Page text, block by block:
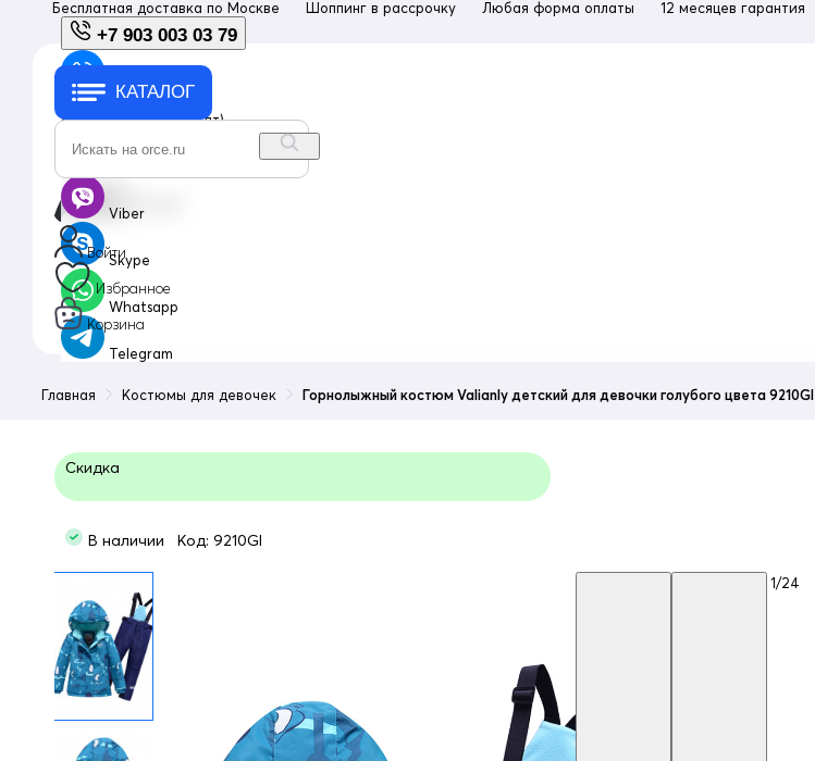
Бесплатная доставка по Москве Шоппинг в рассрочку Любая форма оплаты 12 месяцев гарантия
+7 903 003 03 79
+7 903 003 03 79
с 10:00 до 18:00 (пн-пт)
Viber
Skype
Whatsapp
Telegram
КАТАЛОГ
Войти
Избранное
Корзина
Главная Костюмы для девочек Горнолыжный костюм Valianly детский для девочки голубого цвета 9210Gl
Скидка
В наличии Код: 9210Gl
1/24